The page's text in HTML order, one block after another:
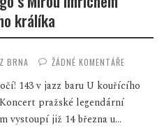
králíka
BRNA ŽÁDNÉ KOMENTÁŘE
143 v jazz baru U kouřícího
pražské legendární
vystoupí již 14 března u...